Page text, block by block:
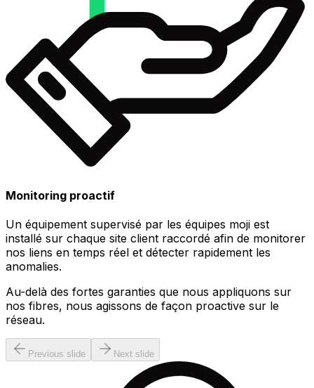
Monitoring proactif
Un équipement supervisé par les équipes moji est
installé sur chaque site client raccordé afin de monitorer
nos liens en temps réel et détecter rapidement les
anomalies.
Au-delà des fortes garanties que nous appliquons sur
nos fibres, nous agissons de façon proactive sur le
réseau.
Previous slide Next slide